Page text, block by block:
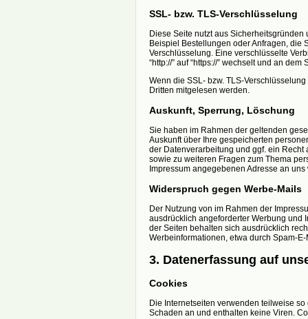
SSL- bzw. TLS-Verschlüsselung
Diese Seite nutzt aus
Beispiel Bestellungen oder Anfragen, die
Verschlüsselung. Eine verschlüsselte
“http://” auf “https://” wechselt und an
Wenn die SSL- bzw. TLS-
Dritten mitgelesen werden.
Auskunft, Sperrung, Löschung
Sie haben im Rahmen der geltenden
Auskunft über Ihre gespeicherten
der Datenverarbeitung und ggf. ein
sowie zu weiteren Fragen zum Thema
Impressum angegebenen Adresse an uns
Widerspruch gegen Werbe-Mails
Der Nutzung von im Rahmen der
ausdrücklich angeforderter Werbung und
der Seiten behalten sich ausdrücklich
Werbeinformationen, etwa durch Spam-E-
3. Datenerfassung auf
Cookies
Die Internetseiten verwenden teilweise
Schaden an und enthalten keine Viren.